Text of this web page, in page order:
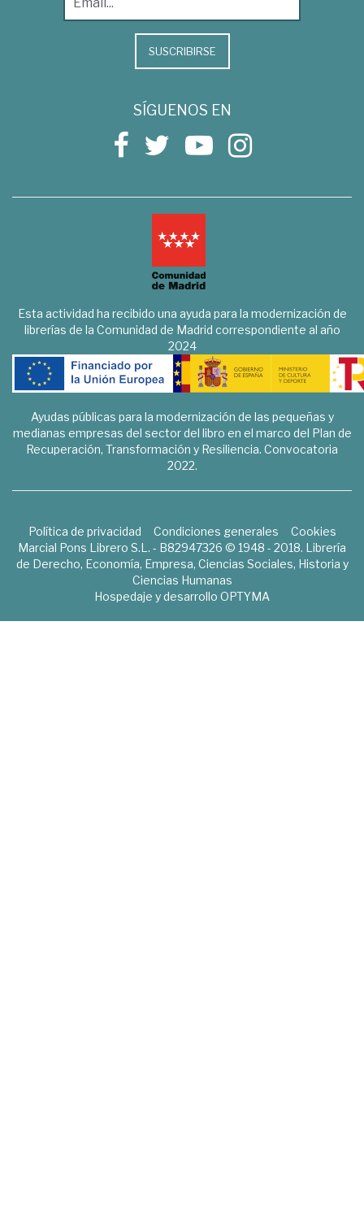
SUSCRIBIRSE
SÍGUENOS EN
Esta actividad ha recibido una ayuda para la modernización de
librerías de la Comunidad de Madrid correspondiente al año
2024
Ayudas públicas para la modernización de las pequeñas y
medianas empresas del sector del libro en el marco del Plan de
Recuperación, Transformación y Resiliencia. Convocatoria
2022.
Política de privacidad Condiciones generales
Cookies
Marcial Pons Librero S.L. - B82947326 © 1948 - 2018. Librería
de Derecho, Economía, Empresa, Ciencias Sociales, Historia y
Ciencias Humanas
Hospedaje y desarrollo OPTYMA